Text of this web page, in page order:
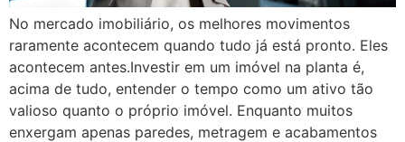
No mercado imobiliário, os melhores movimentos
raramente acontecem quando tudo já está pronto. Eles
acontecem antes.Investir em um imóvel na planta é,
acima de tudo, entender o tempo como um ativo tão
valioso quanto o próprio imóvel. Enquanto muitos
enxergam apenas paredes, metragem e acabamentos